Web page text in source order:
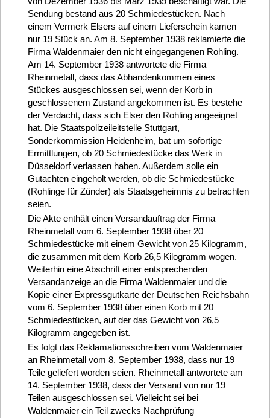
Sendung bestand aus 20 Schmiedestücken. Nach
einem Vermerk Elsers auf einem Lieferschein kamen
nur 19 Stück an. Am 8. September 1938 reklamierte die
Firma Waldenmaier den nicht eingegangenen Rohling.
Am 14. September 1938 antwortete die Firma
Rheinmetall, dass das Abhandenkommen eines
Stückes ausgeschlossen sei, wenn der Korb in
geschlossenem Zustand angekommen ist. Es bestehe
der Verdacht, dass sich Elser den Rohling angeeignet
hat. Die Staatspolizeileitstelle Stuttgart,
Sonderkommission Heidenheim, bat um sofortige
Ermittlungen, ob 20 Schmiedestücke das Werk in
Düsseldorf verlassen haben. Außerdem solle ein
Gutachten eingeholt werden, ob die Schmiedestücke
(Rohlinge für Zünder) als Staatsgeheimnis zu betrachten
seien.
Die Akte enthält einen Versandauftrag der Firma
Rheinmetall vom 6. September 1938 über 20
Schmiedestücke mit einem Gewicht von 25 Kilogramm,
die zusammen mit dem Korb 26,5 Kilogramm wogen.
Weiterhin eine Abschrift einer entsprechenden
Versandanzeige an die Firma Waldenmaier und die
Kopie einer Expressgutkarte der Deutschen Reichsbahn
vom 6. September 1938 über einen Korb mit 20
Schmiedestücken, auf der das Gewicht von 26,5
Kilogramm angegeben ist.
Es folgt das Reklamationsschreiben vom Waldenmaier
an Rheinmetall vom 8. September 1938, dass nur 19
Teile geliefert worden seien. Rheinmetall antwortete am
14. September 1938, dass der Versand von nur 19
Teilen ausgeschlossen sei. Vielleicht sei bei
Waldenmaier ein Teil zwecks Nachprüfung